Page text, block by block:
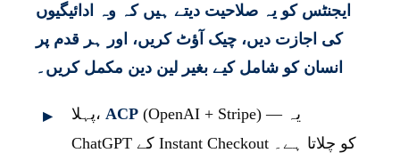
ایجنٹس کو یہ صلاحیت دیتے ہیں کہ وہ ادائیگیوں
کی اجازت دیں، چیک آؤٹ کریں، اور ہر قدم پر
انسان کو شامل کیے بغیر لین دین مکمل کریں۔
پہلا، ACP (OpenAI + Stripe) — یہ
ChatGPT کے Instant Checkout کو چلاتا ہے۔